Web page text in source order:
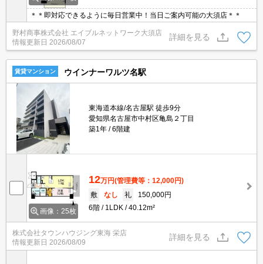
＊＊即対応できるように毎日営業中！当日ご案内可能の大須店＊＊
野村商事株式会社 エイブルネットワーク大須店
情報更新日 2026/08/07
詳細を見る
賃貸マンション ウインナーワルツ名駅
東海道本線/名古屋駅 徒歩9分
愛知県名古屋市中村区亀島２丁目
築1年
6階建
画像：25枚
12万円(管理費等：12,000円)
敷
なし 礼
150,000円
6階
1LDK 40.12m²
株式会社タウンハウジング東海 栄店
情報更新日 2026/08/09
詳細を見る